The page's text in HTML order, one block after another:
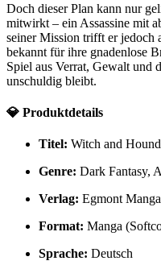
Doch dieser Plan kann nur
mitwirkt – ein Assassine mit
seiner Mission trifft er jedoch
bekannt für ihre gnadenlose
Spiel aus Verrat, Gewalt und
unschuldig bleibt.
💎 Produktdetails
Titel: Witch and Hound
Genre: Dark Fantasy,
Verlag: Egmont Manga
Format: Manga
Sprache: Deutsch